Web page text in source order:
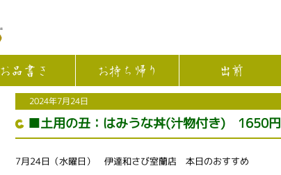
お品書き お持ち帰り 出前
2024年7月24日
■土用の丑：はみうな丼(汁物付き) 1650円
7月24日（水曜日） 伊達和さび室蘭店 本日のおすすめ